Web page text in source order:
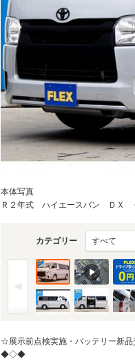
本体写真
Ｒ２年式 ハイエースバン ＤＸ
カテゴリー
☆展示前点検実施・バッテリー新
◆◇◆